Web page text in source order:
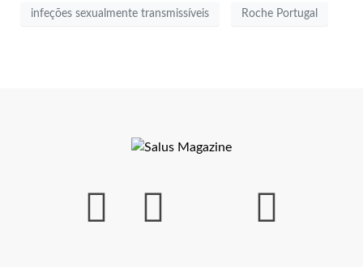
infeções sexualmente transmissíveis Roche Portugal